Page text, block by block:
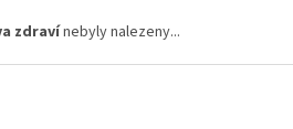
zdravínebyly nalezeny...